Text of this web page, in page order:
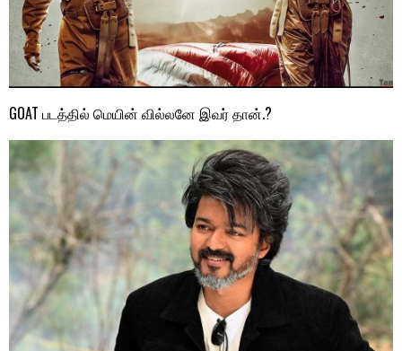
GOAT படத்தில் மெயின் வில்லனே இவர் தான்.?